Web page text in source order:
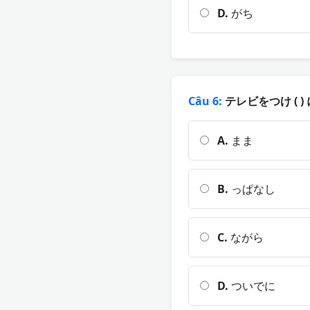
D. がち
Câu 6: テレビをつけ ( )
A. まま
B. っぱなし
C. ながら
D. ついでに